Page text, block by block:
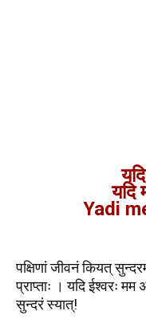
यदि
Yadi
पक्षिणां जीवनं कियत्
प्राप्ताः । यदि ईश्वरः मम
सुन्दरं स्यात्!